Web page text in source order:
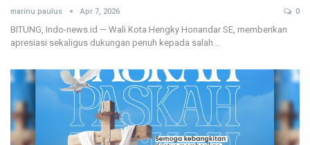
marinu paulus Apr 7, 2026 0
BITUNG, Indo-news.id — Wali Kota Hengky Honandar SE, memberikan
apresiasi sekaligus dukungan penuh kepada salah…